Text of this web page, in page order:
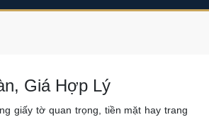
Giá Hợp Lý
giấy tờ quan trọng, tiền mặt hay trang